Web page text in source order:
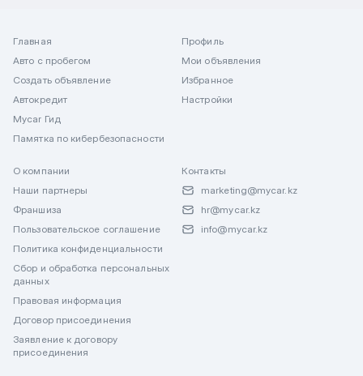
Главная
Авто с пробегом
Создать объявление
Автокредит
Mycar Гид
Памятка по кибербезопасности
Профиль
Мои объявления
Избранное
Настройки
О компании
Наши партнеры
Франшиза
Пользовательское соглашение
Политика конфиденциальности
Сбор и обработка персональных
данных
Правовая информация
Договор присоединения
Заявление к договору
присоединения
Контакты
marketing@mycar.kz
hr@mycar.kz
info@mycar.kz